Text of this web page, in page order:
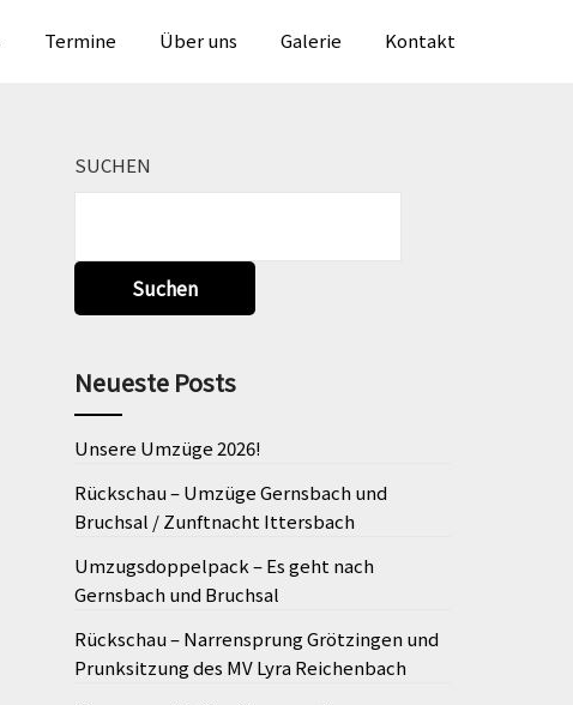
Termine Über uns Galerie Kontakt
SUCHEN
Suchen
Neueste Posts
Unsere Umzüge 2026!
Rückschau – Umzüge Gernsbach und
Bruchsal / Zunftnacht Ittersbach
Umzugsdoppelpack – Es geht nach
Gernsbach und Bruchsal
Rückschau – Narrensprung Grötzingen und
Prunksitzung des MV Lyra Reichenbach